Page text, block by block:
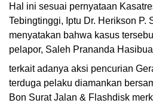
Hal ini sesuai pernyataan
Tebingtinggi, Iptu Dr. Herikson P.
menyatakan bahwa kasus
pelapor, Saleh Prananda
terkait adanya aksi pencurian
terduga pelaku diamankan
Bon Surat Jalan & Flashdisk